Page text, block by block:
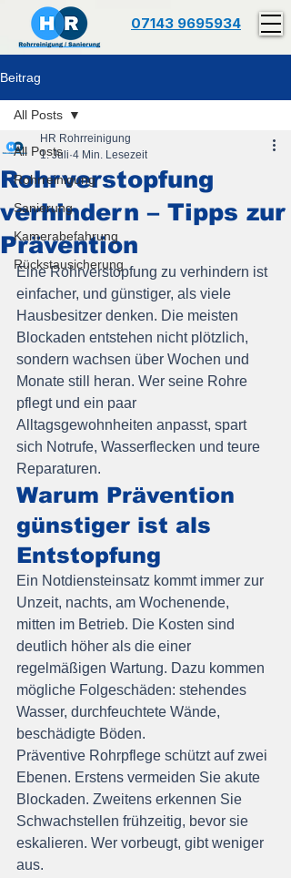
07143 9695934
Beitrag
All Posts
Rohrreinigung
Sanierung
Kamerabefahrung
Rückstausicherung
All Posts
Rohrverstopfung
verhindern – Tipps zur
Prävention
HR Rohrreinigung
1. Juli 4 Min. Lesezeit
Eine Rohrverstopfung zu verhindern ist
einfacher, und günstiger, als viele
Hausbesitzer denken. Die meisten
Blockaden entstehen nicht plötzlich,
sondern wachsen über Wochen und
Monate still heran. Wer seine Rohre
pflegt und ein paar
Alltagsgewohnheiten anpasst, spart
sich Notrufe, Wasserflecken und teure
Reparaturen.
Warum Prävention
günstiger ist als
Entstopfung
Ein Notdiensteinsatz kommt immer zur
Unzeit, nachts, am Wochenende,
mitten im Betrieb. Die Kosten sind
deutlich höher als die einer
regelmäßigen Wartung. Dazu kommen
mögliche Folgeschäden: stehendes
Wasser, durchfeuchtete Wände,
beschädigte Böden.
Präventive Rohrpflege schützt auf zwei
Ebenen. Erstens vermeiden Sie akute
Blockaden. Zweitens erkennen Sie
Schwachstellen frühzeitig, bevor sie
eskalieren. Wer vorbeugt, gibt weniger
aus.